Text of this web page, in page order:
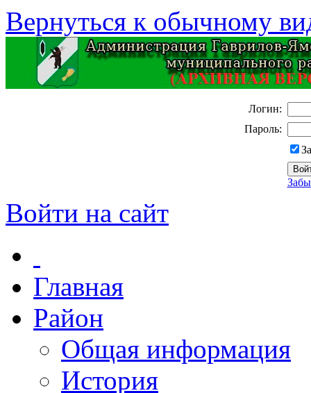
Вернуться к обычному
Логин:
Пароль:
Войти на сайт
Главная
Район
Общая информация
История